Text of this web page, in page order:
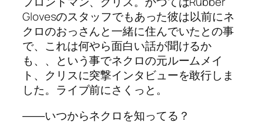
Glovesのスタッフでもあった彼は以前にネ
クロのおっさんと一緒に住んでいたとの事
で、これは何やら面白い話が聞けるか
も、、という事でネクロの元ルームメイ
ト、クリスに突撃インタビューを敢行しま
した。ライブ前にさくっと。
――いつからネクロを知ってる？